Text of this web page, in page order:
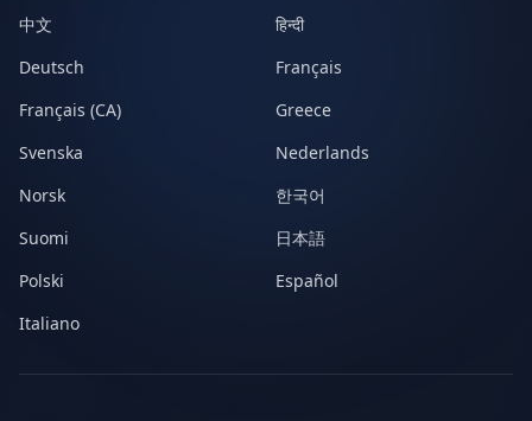
中文
हिन्दी
Deutsch
Français
Français (CA)
Greece
Svenska
Nederlands
Norsk
한국어
Suomi
日本語
Polski
Español
Italiano